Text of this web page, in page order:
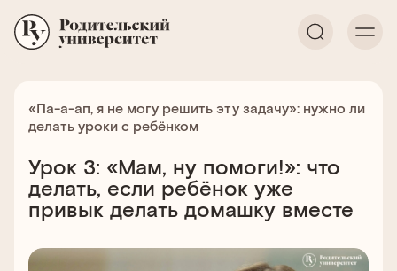
«Па-а-ап, я не могу решить эту задачу»: нужно ли
делать уроки с ребёнком
Урок 3: «Мам, ну помоги!»: что
делать, если ребёнок уже
привык делать домашку вместе